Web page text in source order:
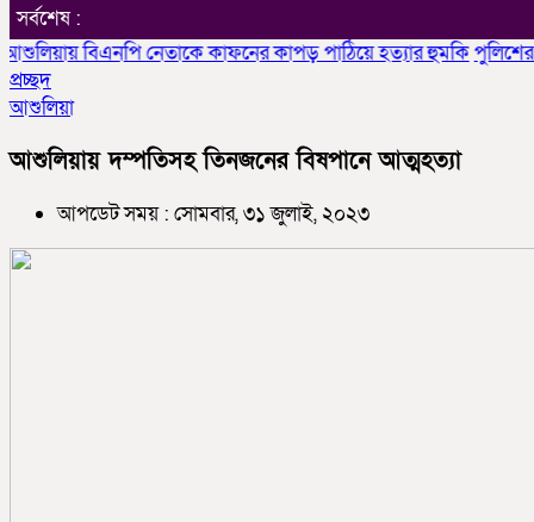
সর্বশেষ :
বিএনপি নেতাকে কাফনের কাপড় পাঠিয়ে হত্যার হুমকিপুলিশের
প্রচ্ছদ
আশুলিয়া
আশুলিয়ায় দম্পতিসহ তিনজনের বিষপানে আত্মহত্যা
আপডেট সময় : সোমবার, ৩১ জুলাই, ২০২৩